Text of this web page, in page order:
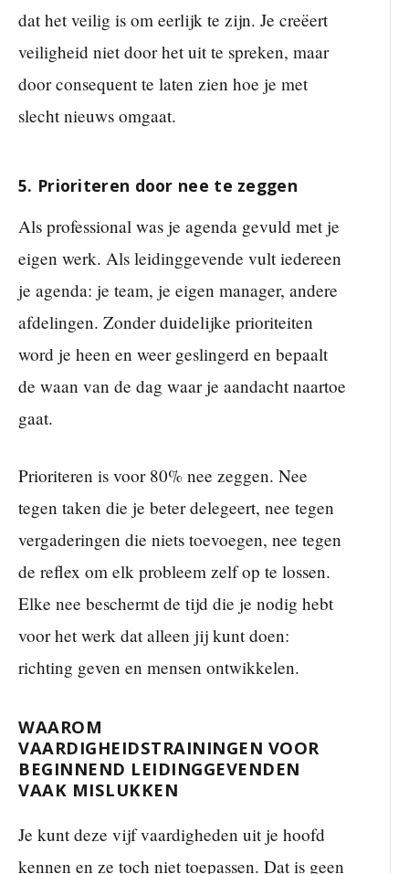
dat het veilig is om eerlijk te zijn. Je creëert
veiligheid niet door het uit te spreken, maar
door consequent te laten zien hoe je met
slecht nieuws omgaat.
5. Prioriteren door nee te zeggen
Als professional was je agenda gevuld met je
eigen werk. Als leidinggevende vult iedereen
je agenda: je team, je eigen manager, andere
afdelingen. Zonder duidelijke prioriteiten
word je heen en weer geslingerd en bepaalt
de waan van de dag waar je aandacht naartoe
gaat.
Prioriteren is voor 80% nee zeggen. Nee
tegen taken die je beter delegeert, nee tegen
vergaderingen die niets toevoegen, nee tegen
de reflex om elk probleem zelf op te lossen.
Elke nee beschermt de tijd die je nodig hebt
voor het werk dat alleen jij kunt doen:
richting geven en mensen ontwikkelen.
WAAROM
VAARDIGHEIDSTRAININGEN VOOR
BEGINNEND LEIDINGGEVENDEN
VAAK MISLUKKEN
Je kunt deze vijf vaardigheden uit je hoofd
kennen en ze toch niet toepassen. Dat is geen